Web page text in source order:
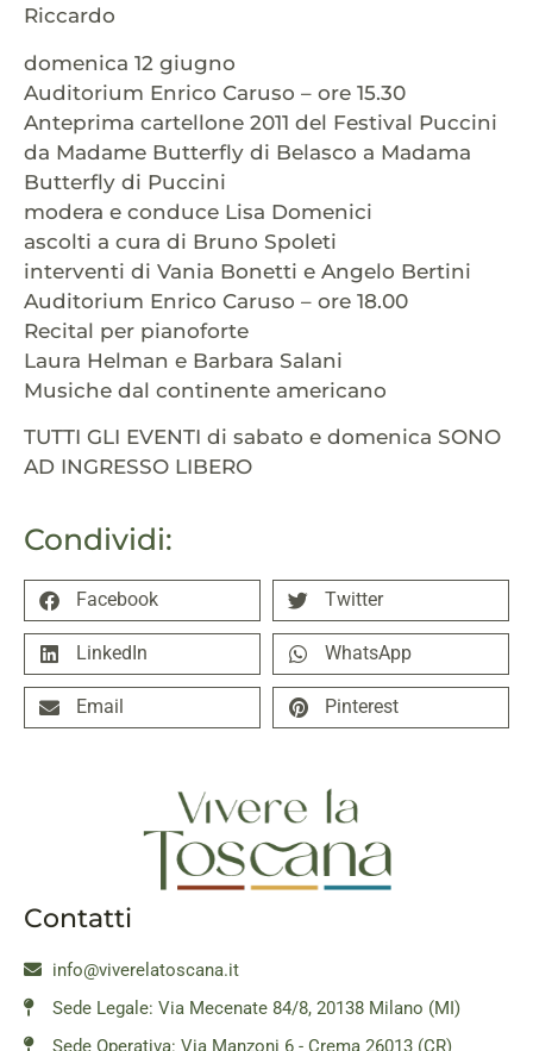
Condividi:
Facebook Twitter
LinkedIn WhatsApp
Email Pinterest
Riccardo
domenica 12 giugno
Auditorium Enrico Caruso – ore 15.30
Anteprima cartellone 2011 del Festival Puccini
da Madame Butterfly di Belasco a Madama
Butterfly di Puccini
modera e conduce Lisa Domenici
ascolti a cura di Bruno Spoleti
interventi di Vania Bonetti e Angelo Bertini
Auditorium Enrico Caruso – ore 18.00
Recital per pianoforte
Laura Helman e Barbara Salani
Musiche dal continente americano
TUTTI GLI EVENTI di sabato e domenica SONO
AD INGRESSO LIBERO
Contatti
info@viverelatoscana.it
Sede Legale: Via Mecenate 84/8, 20138 Milano (MI)
Sede Operativa: Via Manzoni 6 - Crema 26013 (CR)